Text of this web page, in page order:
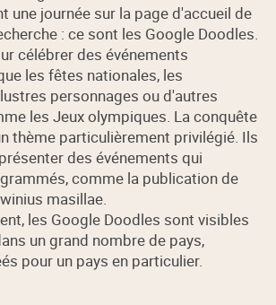
une journée sur la page d'accueil de
: ce sont les Google Doodles.
célébrer des événements
les fêtes nationales, les
personnages ou d'autres
les Jeux olympiques. La conquête
thème particulièrement privilégié. Ils
des événements qui
comme la publication de
masillae.
les Google Doodles sont visibles
un grand nombre de pays,
pour un pays en particulier.